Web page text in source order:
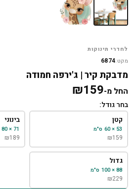
לחדרי תינוקות
מקט:6874
מדבקת קיר | ג'ירפה חמודה
החל מ- ₪159
בחר גודל:
קטן
53 × 60 ס"מ
₪159
בינוני
71 × 80 ס"מ
₪189
גדול
88 × 100 ס"מ
₪229